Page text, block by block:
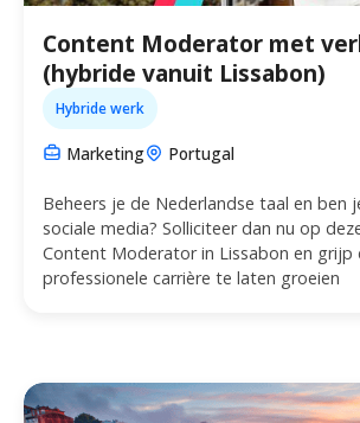
Content Moderator met
(hybride vanuit Lissabon)
Hybride werk
Marketing Portugal
Beheers je de Nederlandse taal en ben
sociale media? Solliciteer dan nu op
Content Moderator in Lissabon en grijp
professionele carrière te laten groeien